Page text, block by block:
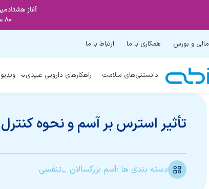
مالی و بورس همکاری با ما ارتباط با ما
دانستنی‌های سلامت راهکارهای دارویی عبیدی
تأثیر استرس بر آسم و نحوه
دسته بندی ها :آسم بزرگسالان تنفسی